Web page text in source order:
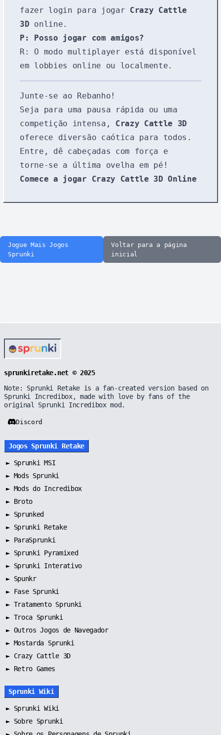
fazer login para jogar Crazy Cattle
3D online.
P: Posso jogar com amigos?
R: O modo multiplayer está disponível
em lobbies online ou localmente.
Junte-se ao Rebanho!
Seja para uma pausa rápida ou uma
competição intensa, Crazy Cattle 3D
oferece diversão caótica para todos.
Entre, dê cabeçadas com força e
torne-se a última ovelha em pé!
Comece a jogar Crazy Cattle 3D Online
Jogue Mais Jogos
Sprunki
Voltar para a página
inicial
sprunkiretake.net © 2025
Note: Sprunki Retake is a fan-created version based on
Sprunki Incredibox, made with love by fans of the
original Sprunki Incredibox mod.
Discord
Jogos Sprunki Retake
► Sprunki MSI
► Mods Sprunki
► Mods do Incredibox
► Broto
► Sprunked
► Sprunki Retake
► ParaSprunki
► Sprunki Pyramixed
► Sprunki Interativo
► Spunkr
► Fase Sprunki
► Tratamento Sprunki
► Troca Sprunki
► Outros Jogos de Navegador
► Mostarda Sprunki
► Crazy Cattle 3D
► Retro Games
Sprunki Wiki
► Sprunki Wiki
► Sobre Sprunki